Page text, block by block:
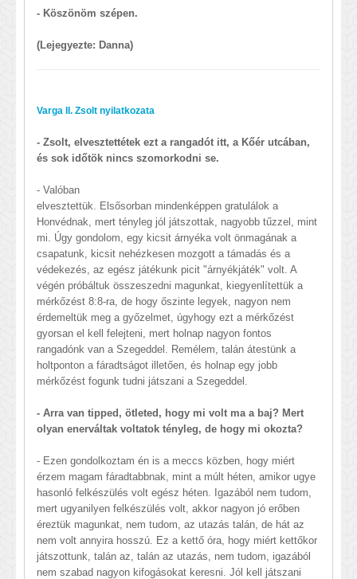
- Köszönöm szépen.
(Lejegyezte: Danna)
Varga II. Zsolt nyilatkozata
- Zsolt, elvesztettétek ezt a rangadót itt, a Kőér utcában,
és sok időtök nincs szomorkodni se.
- Valóban
elvesztettük. Elsősorban mindenképpen gratulálok a
Honvédnak, mert tényleg jól játszottak, nagyobb tűzzel, mint
mi. Úgy gondolom, egy kicsit árnyéka volt önmagának a
csapatunk, kicsit nehézkesen mozgott a támadás és a
védekezés, az egész játékunk picit "árnyékjáték" volt. A
végén próbáltuk összeszedni magunkat, kiegyenlítettük a
mérkőzést 8:8-ra, de hogy őszinte legyek, nagyon nem
érdemeltük meg a győzelmet, úgyhogy ezt a mérkőzést
gyorsan el kell felejteni, mert holnap nagyon fontos
rangadónk van a Szegeddel. Remélem, talán átestünk a
holtponton a fáradtságot illetően, és holnap egy jobb
mérkőzést fogunk tudni játszani a Szegeddel.
- Arra van tipped, ötleted, hogy mi volt ma a baj? Mert
olyan enerváltak voltatok tényleg, de hogy mi okozta?
- Ezen gondolkoztam én is a meccs közben, hogy miért
érzem magam fáradtabbnak, mint a múlt héten, amikor ugye
hasonló felkészülés volt egész héten. Igazából nem tudom,
mert ugyanilyen felkészülés volt, akkor nagyon jó erőben
éreztük magunkat, nem tudom, az utazás talán, de hát az
nem volt annyira hosszú. Ez a kettő óra, hogy miért kettőkor
játszottunk, talán az, talán az utazás, nem tudom, igazából
nem szabad nagyon kifogásokat keresni. Jól kell játszani